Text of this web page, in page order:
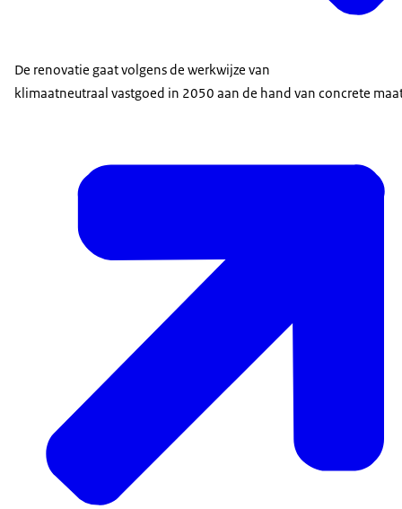
De renovatie gaat volgens de werkwijze van
klimaatneutraal vastgoed in 2050 aan de hand van concrete